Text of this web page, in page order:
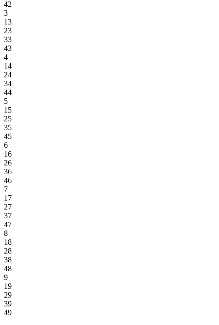
42
3
13
23
33
43
4
14
24
34
44
5
15
25
35
45
6
16
26
36
46
7
17
27
37
47
8
18
28
38
48
9
19
29
39
49